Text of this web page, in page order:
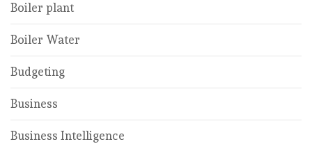
Boiler plant
Boiler Water
Budgeting
Business
Business Intelligence